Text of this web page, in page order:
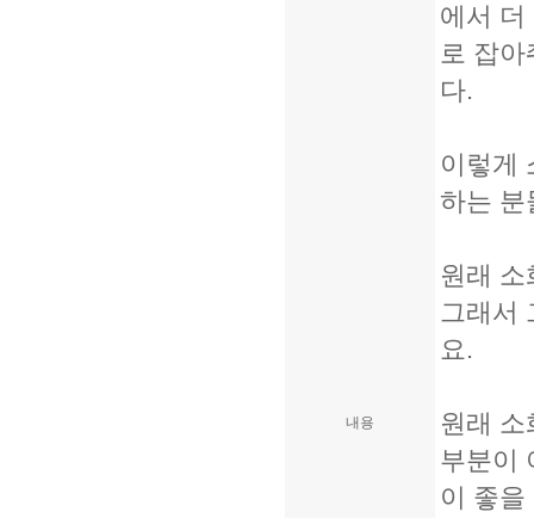
내용
에서 더
로 잡아
다.
이렇게
하는 분
원래
그래서
요.
원래
부분이
이 좋